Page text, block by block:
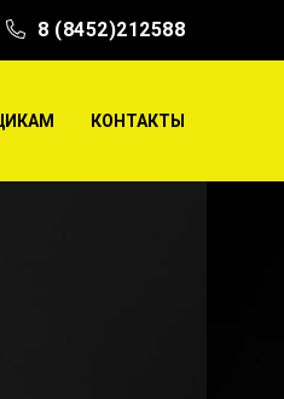
8 (8452)212588
КОНТАКТЫ